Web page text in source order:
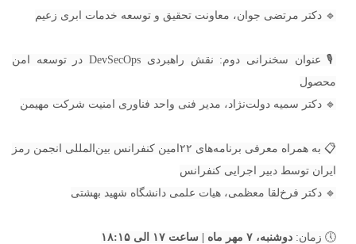
🔹 دکتر مرتضی جوان، معاونت تحقیق و توسعه خدمات ابری زعیم
🎙️ عنوان سخنرانی دوم: نقش راهبردی DevSecOps در توسعه امن
محصول
🔹 دکتر سمیه دولت‌نژاد، مدیر فنی واحد فناوری امنیت شرکت مهیمن
📋 به همراه معرفی برنامه‌های ۲۲امین کنفرانس بین‌المللی انجمن رمز
ایران توسط دبیر اجرایی کنفرانس
🔹 دکتر فرخ‌لقا معظمی، هیات علمی دانشگاه شهید بهشتی
🕔 زمان:دوشنبه، ۷ مهر ماه | ساعت ۱۷ الی ۱۸:۱۵